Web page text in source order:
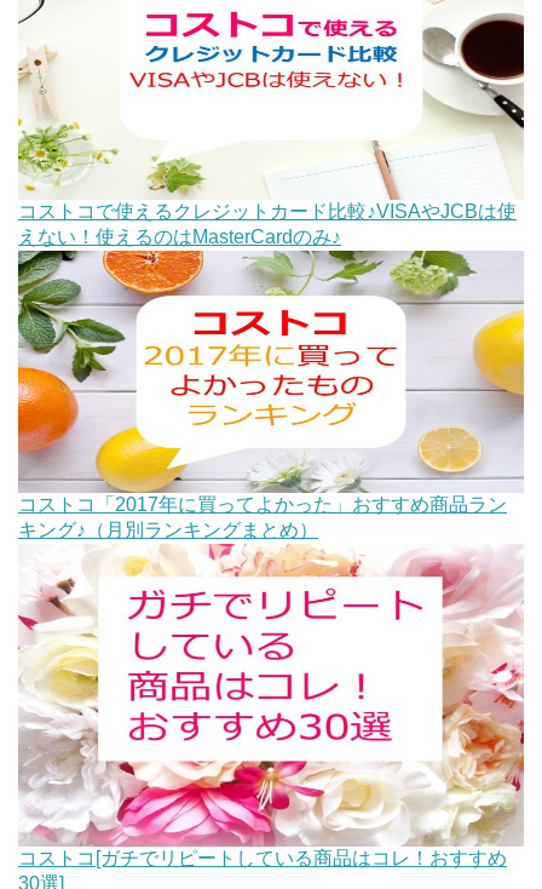
コストコで使えるクレジットカード比較♪VISAやJCBは使
えない！使えるのはMasterCardのみ♪
コストコ「2017年に買ってよかった」おすすめ商品ラン
キング♪（月別ランキングまとめ）
コストコ[ガチでリピートしている商品はコレ！おすすめ
30選]